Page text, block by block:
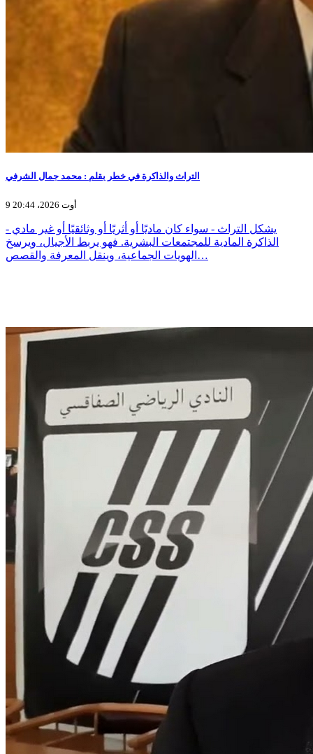
التراث والذاكرة في خطر بقلم : محمد جمال الشرفي
9 أوت 2026، 20:44
يشكل التراث - سواء كان ماديًا أو أثريًا أو وثائقيًا أو غير مادي -
الذاكرة المادية للمجتمعات البشرية. فهو يربط الأجيال، ويرسخ
الهويات الجماعية، وينقل المعرفة والقصص…